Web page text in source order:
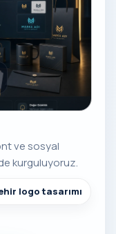
ve sosyal
kurguluyoruz.
logo tasarımı